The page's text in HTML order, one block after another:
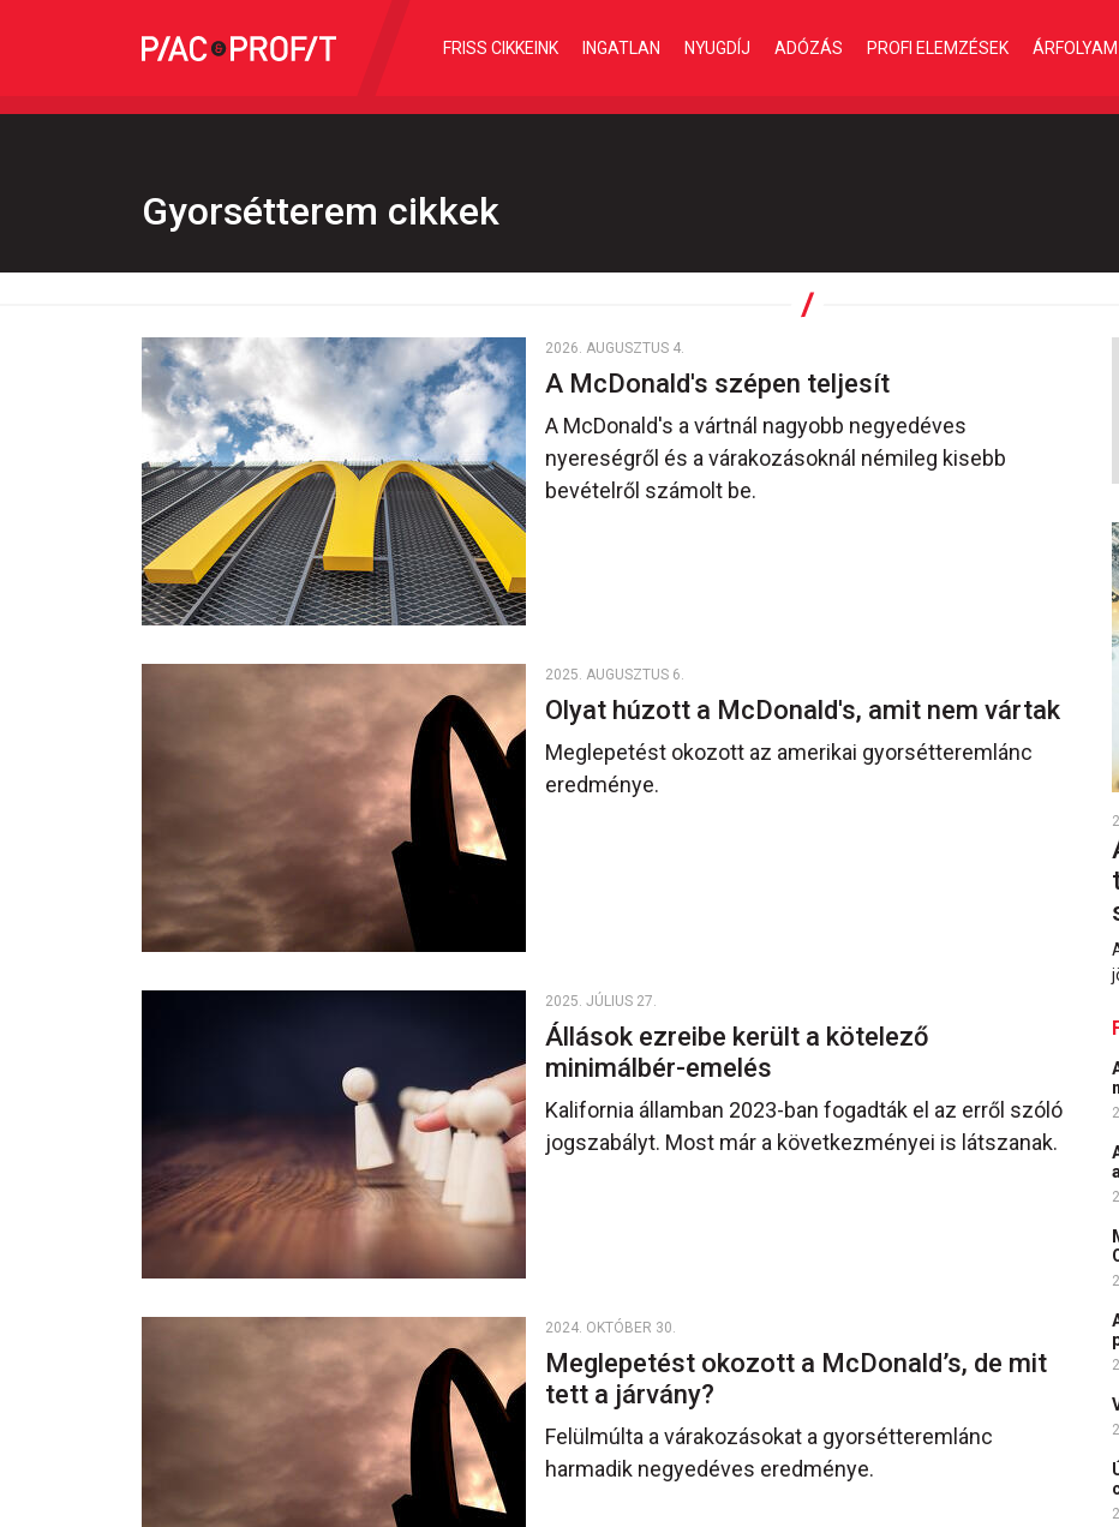
FRISS CIKKEINK INGATLAN NYUGDÍJ ADÓZÁS PROFI ELEMZÉSEK ÁRFOLYAM
Gyorsétterem cikkek
2026. AUGUSZTUS 4.
A McDonald's szépen teljesít
A McDonald's a vártnál nagyobb negyedéves
nyereségről és a várakozásoknál némileg kisebb
bevételről számolt be.
2025. AUGUSZTUS 6.
Olyat húzott a McDonald's, amit nem vártak
Meglepetést okozott az amerikai gyorsétteremlánc
eredménye.
2025. JÚLIUS 27.
Állások ezreibe került a kötelező
minimálbér-emelés
Kalifornia államban 2023-ban fogadták el az erről szóló
jogszabályt. Most már a következményei is látszanak.
2024. OKTÓBER 30.
Meglepetést okozott a McDonald’s, de mit
tett a járvány?
Felülmúlta a várakozásokat a gyorsétteremlánc
harmadik negyedéves eredménye.